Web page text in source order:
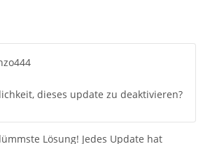
dieses update zu deaktivieren?
Lösung! Jedes Update hat